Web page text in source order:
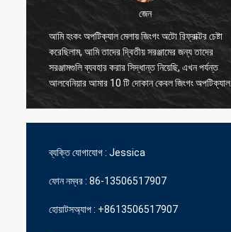
জেন
আমি হংকং অপটিক্যাল মেলায় জিংগং অটো রিফ্রাক্টর চেষ্টা
করেছিলাম, আমি তাদের দ্বিতীয় সরঞ্জামের জন্য তাদের
সরঞ্জামগুলি ব্যবহার করার সিদ্ধান্ত নিয়েছি, এখন পর্যন্ত
আলবেনিয়ার আমার 10 টি দোকান কেবল জিংগং অপটিক্যাল
ব্যবহার করছে, এমনকি ছোট অংশের জন্য তারা আমাকে
ব্যক্তি যোগাযোগ : Jessica
ফোন নম্বর : 86-13506517907
হোয়াটসঅ্যাপ : +8613506517907